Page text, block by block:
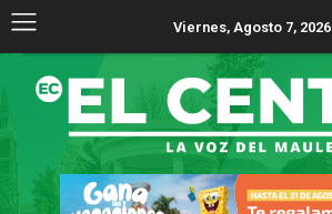
Viernes, Agosto 7, 2026